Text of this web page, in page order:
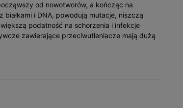
od nowotworów, a kończąc na
i DNA, powodują mutacje, niszczą
podatność na schorzenia i infekcje
zawierające przeciwutleniacze mają dużą